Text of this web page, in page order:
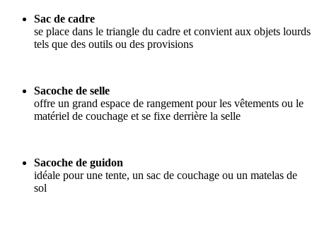
Sac de cadre
se place dans le triangle du cadre et convient aux objets lourds
tels que des outils ou des provisions
Sacoche de selle
offre un grand espace de rangement pour les vêtements ou le
matériel de couchage et se fixe derrière la selle
Sacoche de guidon
idéale pour une tente, un sac de couchage ou un matelas de
sol